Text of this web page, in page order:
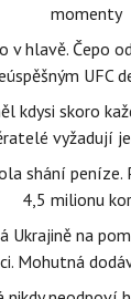
momenty
v hlavě. Čepo
UFC
kdysi skoro
vyžadují
shání
4,5 milionu
Ukrajině na
Mohutná